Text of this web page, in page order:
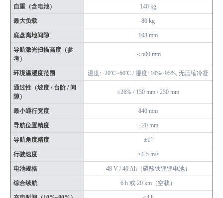
自重（含电池） 140 kg
最大负载 80 kg
底盘离地间隙 103 mm
导航激光扫描高度（参
考）
＜500 mm
环境温湿度范围 温度: -20℃~60℃ / 湿度: 10%~95%, 无压缩冷凝
通过性（坡度 / 台阶 / 间
隙）
≤26% / 150 mm / 250 mm
最小通行宽度 840 mm
导航位置精度 ±20 mm
导航角度精度 ±1°
行驶速度 ≤1.5 m/s
电池规格 48 V / 40 Ah（磷酸铁锂锂电池）
综合续航 6 h 或 20 km（空载）